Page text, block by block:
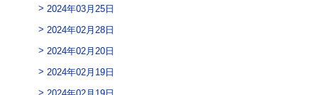
2024年03月25日
2024年02月28日
2024年02月20日
2024年02月19日
2024年02月19日